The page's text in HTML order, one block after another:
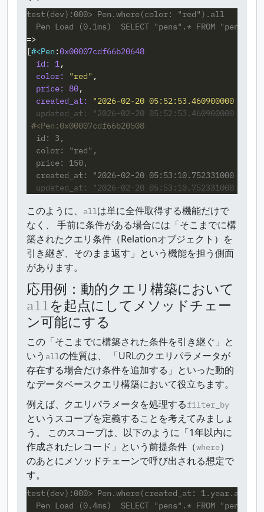
test(dev):000> Pen.where(color: "red").all
=>
[#<Pen :0x00007cdf66b20648
id: 1,
color:
"red" ,
price: 80,
created_at:
"2026-02-20 05:52:53.460900000
updated_at: "2026-02-20 05:52:53.460900000
  id: 3,
  color: "red",
  price: 150,
updated_at: "2026-02-20 05:53:10.752331000
このように、 allは単に全件取得する機能だけで
なく、 手前に条件がある場合には「そこまでに構
築されたクエリ条件（Relationオブジェクト）を
引き継ぎ、そのまま返す」という機能を担う側面
があります。
応用例：動的クエリ構築において
allを起点にしてメソッドチェー
ン可能にする
この「そこまでに構築された条件を引き継ぐ」と
いう allの性質は、 「URLのクエリパラメータが
存在する場合だけ条件を追加する」といった動的
なデータベースクエリ構築において役立ちます。
例えば、クエリパラメータを処理するfilter_by
というスコープを定義することを考えてみましょ
う。 このスコープは、以下のように「1年以内に
作成されたレコード」という前提条件（where）
のあとにメソッドチェーンで呼び出される想定で
す。
test(dev):000> Pen.where(created_at: